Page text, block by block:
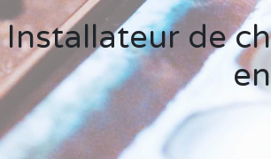
Installateur de chauffage solaire disponible